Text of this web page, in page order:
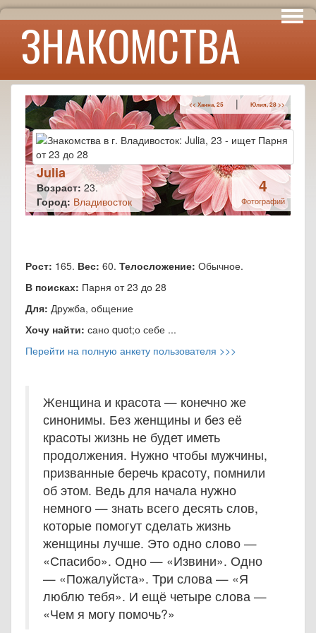
ЗНАКОМСТВА
Интересы
Юмор
Julia
Возраст: 23.
Город: Владивосток
<< Ханна, 25 | Юлия, 28 >>
4
Фотографий
Рост: 165. Вес: 60. Телосложение: Обычное.
В поисках: Парня от 23 до 28
Для: Дружба, общение
Хочу найти: сано quot;о себе ...
Перейти на полную анкету пользователя >>>
Женщина и красота — конечно же
синонимы. Без женщины и без её
красоты жизнь не будет иметь
продолжения. Нужно чтобы мужчины,
призванные беречь красоту, помнили
об этом. Ведь для начала нужно
немного — знать всего десять слов,
которые помогут сделать жизнь
женщины лучше. Это одно слово —
«Спасибо». Одно — «Извини». Одно
— «Пожалуйста». Три слова — «Я
люблю тебя». И ещё четыре слова —
«Чем я могу помочь?»